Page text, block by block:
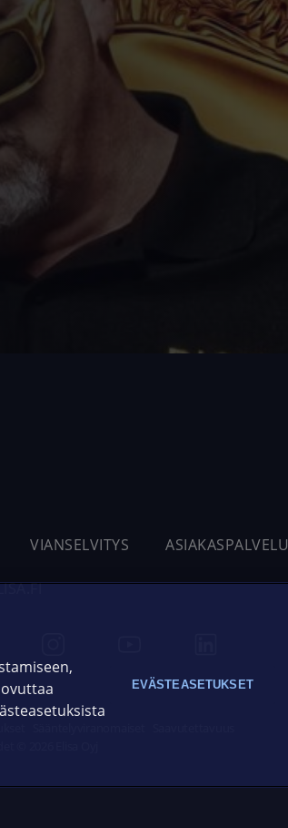
VIANSELVITYS ASIAKASPALVELU
EVÄSTEASETUKSET